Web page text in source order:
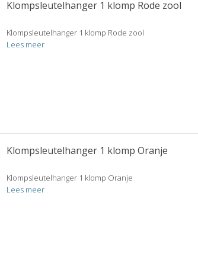
Klompsleutelhanger 1 klomp Rode zool
Klompsleutelhanger 1 klomp Rode zool
Lees meer
Klompsleutelhanger 1 klomp Oranje
Klompsleutelhanger 1 klomp Oranje
Lees meer